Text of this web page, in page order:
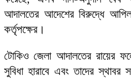
আদালতের আদেশের বিরুদ্ধে
কর্তৃপক্ষের।
টোকিও জেলা আদালতের রায়ের
সুবিধা হারাবে এবং তাদের